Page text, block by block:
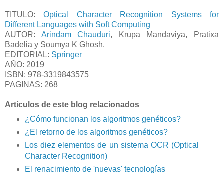
TITULO:Optical Character Recognition Systems for
Different Languages with Soft Computing
AUTOR: Arindam Chauduri, Krupa Mandaviya, Pratixa
Badelia y Soumya K Ghosh.
EDITORIAL: Springer
AÑO: 2019
ISBN: 978-3319843575
PAGINAS: 268
Artículos de este blog relacionados
¿Cómo funcionan los algoritmos genéticos?
¿El retorno de los algoritmos genéticos?
Los diez elementos de un sistema OCR (Optical
Character Recognition)
El renacimiento de 'nuevas' tecnologías